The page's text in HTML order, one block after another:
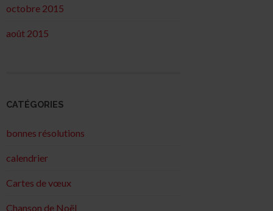
octobre 2015
août 2015
CATÉGORIES
bonnes résolutions
calendrier
Cartes de vœux
Chanson de Noël